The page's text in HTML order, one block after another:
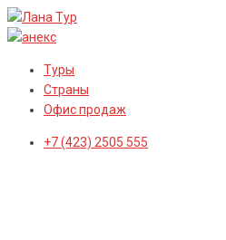
Перейти
к
Туры
Страны
Офис продаж
+7 (423) 2505 555